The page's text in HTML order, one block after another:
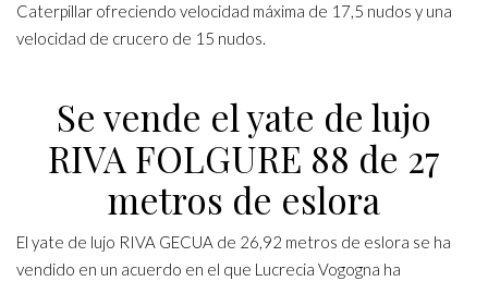
Caterpillar ofreciendo velocidad máxima de 17,5 nudos y una
velocidad de crucero de 15 nudos.
Se vende el yate de lujo
RIVA FOLGURE 88 de 27
metros de eslora
El yate de lujo RIVA GECUA de 26,92 metros de eslora se ha
vendido en un acuerdo en el que Lucrecia Vogogna ha